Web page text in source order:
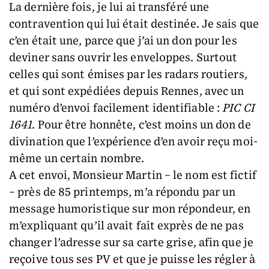
La dernière fois, je lui ai transféré une
contravention qui lui était destinée. Je sais que
c’en était une, parce que j’ai un don pour les
deviner sans ouvrir les enveloppes. Surtout
celles qui sont émises par les radars routiers,
et qui sont expédiées depuis Rennes, avec un
numéro d’envoi facilement identifiable : PIC CI
1641. Pour être honnête, c’est moins un don de
divination que l’expérience d’en avoir reçu moi-
même un certain nombre.
A cet envoi, Monsieur Martin – le nom est fictif
– près de 85 printemps, m’a répondu par un
message humoristique sur mon répondeur, en
m’expliquant qu’il avait fait exprès de ne pas
changer l’adresse sur sa carte grise, afin que je
reçoive tous ses PV et que je puisse les régler à